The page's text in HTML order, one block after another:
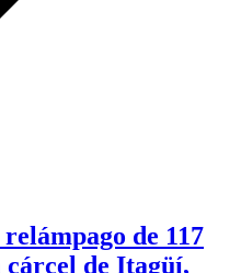
de 117
cárcel de Itagüí,